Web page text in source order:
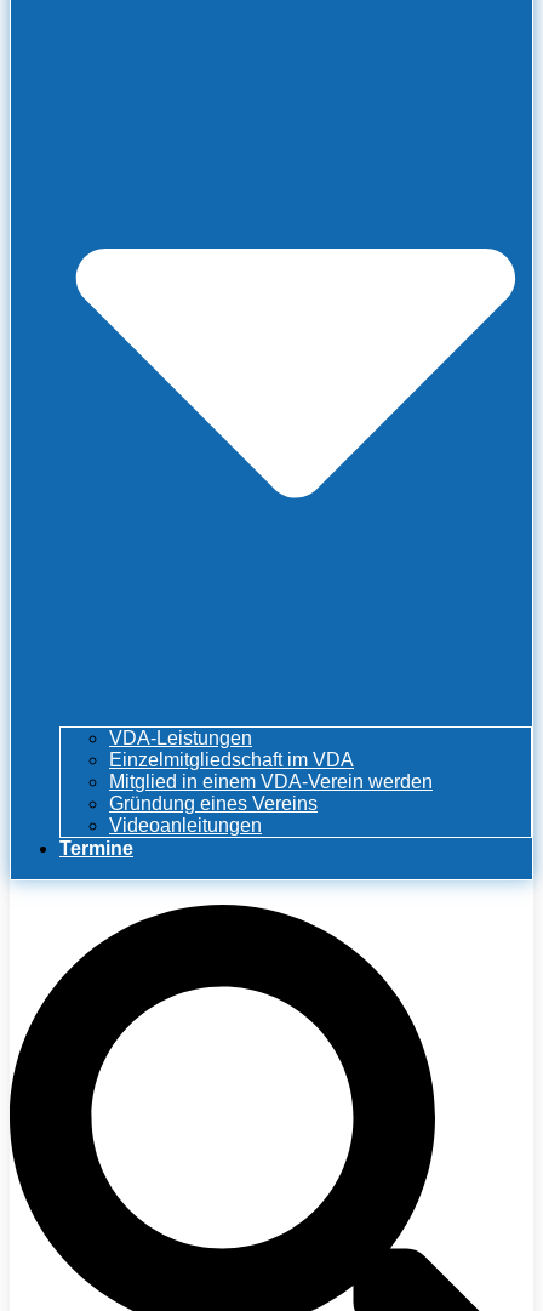
VDA-Leistungen
Einzelmitgliedschaft im VDA
Mitglied in einem VDA-Verein werden
Gründung eines Vereins
Videoanleitungen
Termine